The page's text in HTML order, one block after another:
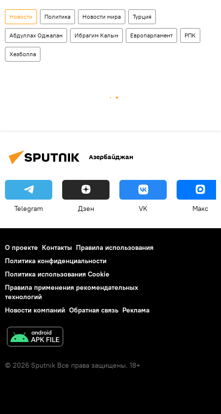
Новости Политика Новости мира Турция
Абдуллах Оджалан Ибрагим Калын Европарламент РПК
Хезболла
Азербайджан
Telegram Дзен VK Макс
О проекте Контакты Правила использования
Политика конфиденциальности
Политика использования Cookie
Правила применения рекомендательных
технологий
Новости компаний Обратная связь Реклама
© 2026 Sputnik Все права защищены. 18+